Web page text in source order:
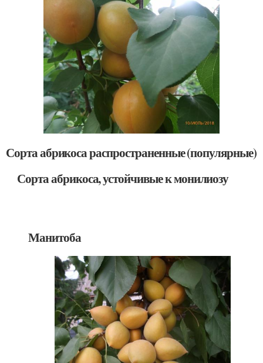
Сорта абрикоса распространенные (популярные)
Сорта абрикоса, устойчивые к монилиозу
Манитоба